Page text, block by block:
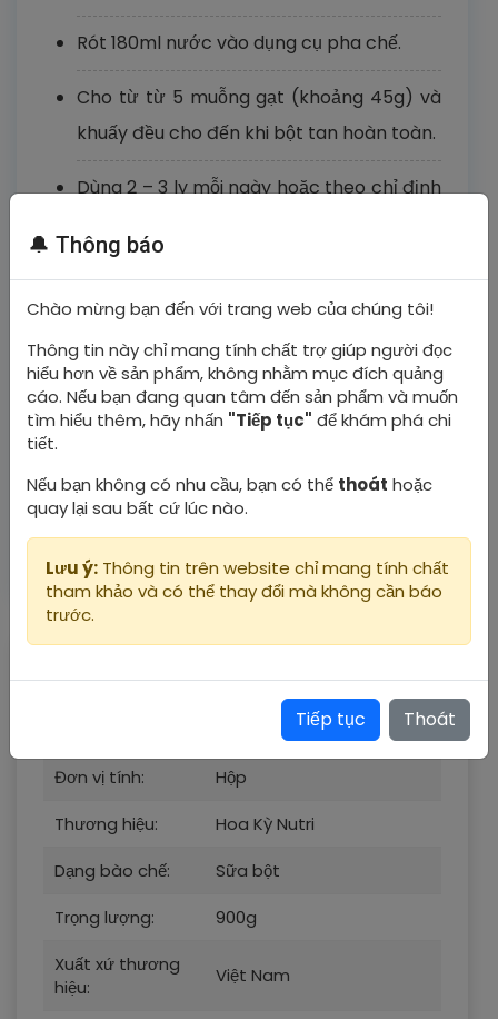
Rót 180ml nước vào dụng cụ pha chế.
Cho từ từ 5 muỗng gạt (khoảng 45g) và
khuấy đều cho đến khi bột tan hoàn toàn.
Dùng 2 – 3 ly mỗi ngày hoặc theo chỉ định
đảm bảo dinh dưỡng và chất lượng sản
Bảo quản:
Bảo quản nơi khô ráo, sạch sẽ, thoáng
phải được đậy kín bằng nắp nhựa và
được sử dụng hết trong vòng 3 tuần
Đơn vị tính:
Hộp
Thương hiệu:
Hoa Kỳ Nutri
Dạng bào chế:
Sữa bột
Trọng lượng:
900g
Xuất xứ thương
hiệu:
Việt Nam
🔔 Thông báo
Chào mừng bạn đến với trang web của chúng tôi!
Thông tin này chỉ mang tính chất trợ giúp người đọc
hiểu hơn về sản phẩm, không nhằm mục đích quảng
cáo. Nếu bạn đang quan tâm đến sản phẩm và muốn
tìm hiểu thêm, hãy nhấn "Tiếp tục" để khám phá chi
tiết.
Nếu bạn không có nhu cầu, bạn có thể thoát hoặc
quay lại sau bất cứ lúc nào.
Lưu ý: Thông tin trên website chỉ mang tính chất
tham khảo và có thể thay đổi mà không cần báo
trước.
Tiếp tục Thoát